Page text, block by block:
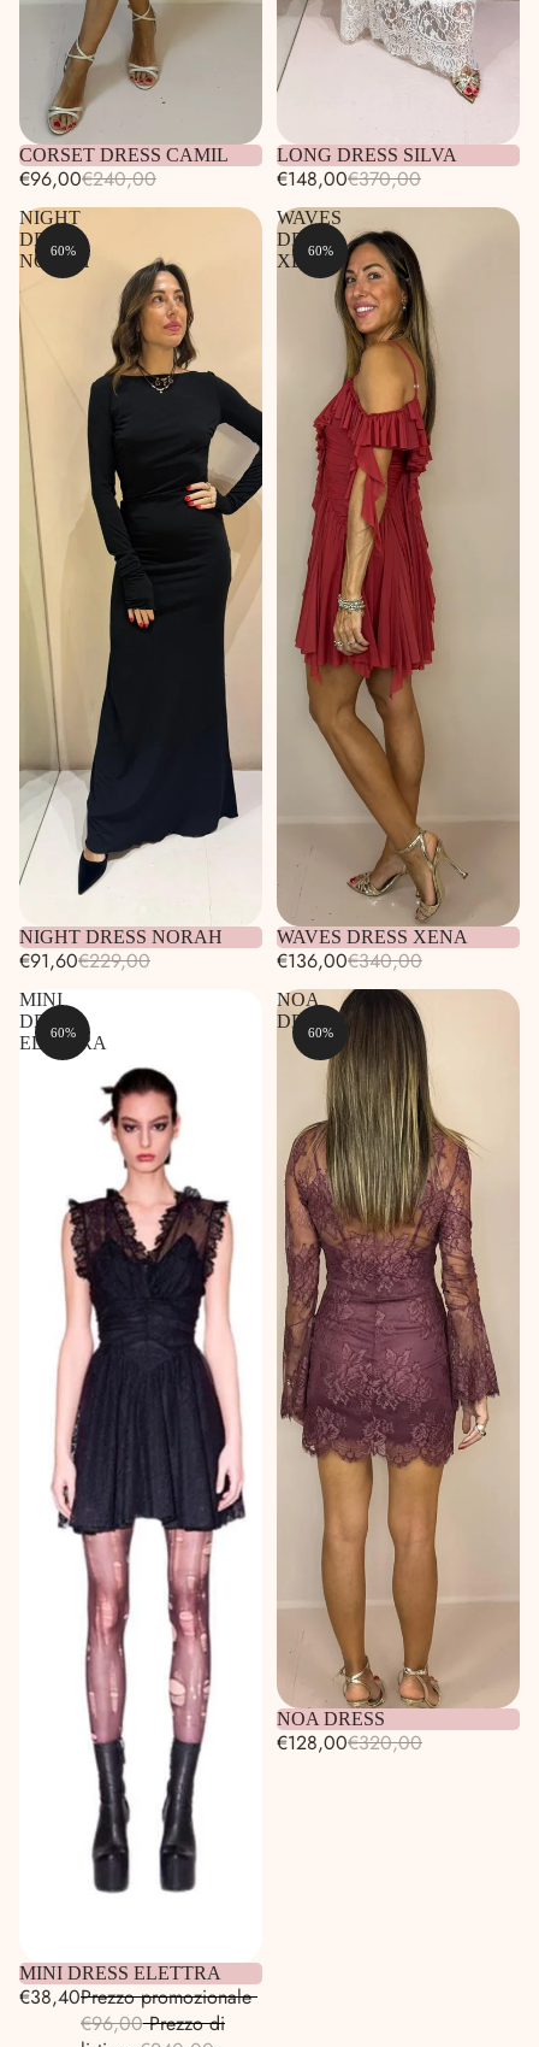
Esaurito
CORSET DRESS CAMIL
€96,00€240,00
Esaurito
LONG DRESS SILVA
€148,00€370,00
NIGHT
DRESS
NORAH
Esaurito
60%
NIGHT DRESS NORAH
€91,60€229,00
WAVES
DRESS
XENA
Esaurito
60%
WAVES DRESS XENA
€136,00€340,00
MINI
DRESS
ELETTRA
Esaurito
60%
MINI DRESS ELETTRA
€38,40Prezzo promozionale
€96,00 Prezzo di
NOA
DRESS
Esaurito
60%
NOA DRESS
€128,00€320,00